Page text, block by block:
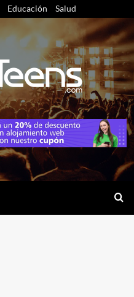
Educación Salud